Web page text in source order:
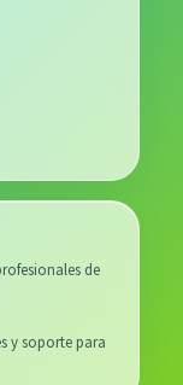
de
y soporte para